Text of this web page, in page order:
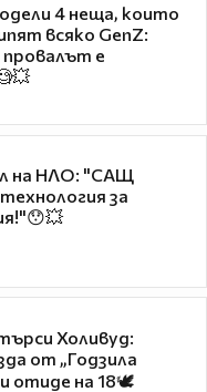
4 неща, които
всяко GenZ:
провалът е
на НЛО: "САЩ
за
Холивуд:
от „Годзила
отиде на 18🕊️